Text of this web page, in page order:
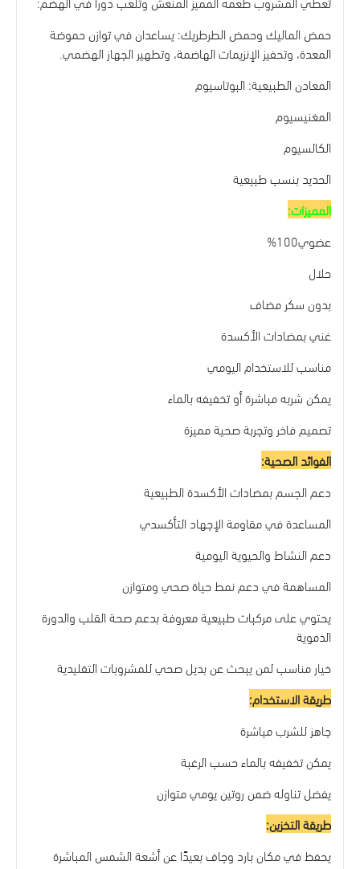
حمض الماليك وحمض الطرطريك: يساعدان في توازن حموضة
المعدة، وتحفيز الإنزيمات الهاضمة، وتطهير الجهاز الهضمي.
المعادن الطبيعية: البوتاسيوم
المغنيسيوم
الكالسيوم
الحديد بنسب طبيعية
المميزات:
عضوي100%
حلال
بدون سكر مضاف
غني بمضادات الأكسدة
مناسب للاستخدام اليومي
يمكن شربه مباشرة أو تخفيفه بالماء
تصميم فاخر وتجربة صحية مميزة
الفوائد الصحية:
دعم الجسم بمضادات الأكسدة الطبيعية
المساعدة في مقاومة الإجهاد التأكسدي
دعم النشاط والحيوية اليومية
المساهمة في دعم نمط حياة صحي ومتوازن
يحتوي على مركبات طبيعية معروفة بدعم صحة القلب والدورة
الدموية
خيار مناسب لمن يبحث عن بديل صحي للمشروبات التقليدية
طريقة الاستخدام:
جاهز للشرب مباشرة
يمكن تخفيفه بالماء حسب الرغبة
يفضل تناوله ضمن روتين يومي متوازن
طريقة التخزين:
يحفظ في مكان بارد وجاف بعيدًا عن أشعة الشمس المباشرة